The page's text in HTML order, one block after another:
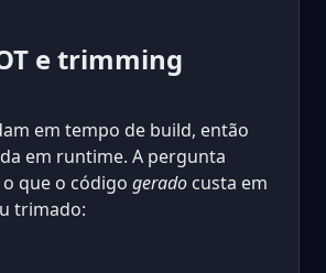
e trimming
em tempo de build, então
em runtime. A pergunta
que o código gerado custa em
trimado: